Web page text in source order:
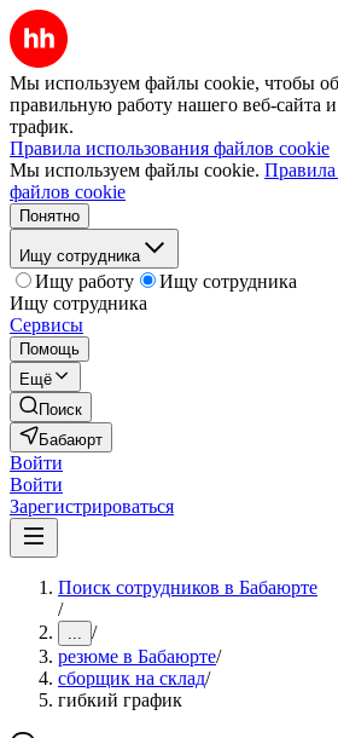
Мы используем файлы cookie, чтобы
правильную работу нашего веб-сайта и
трафик.
Правила использования файлов cookie
Мы используем файлы cookie. Правила
файлов cookie
Понятно
Ищу сотрудника
Ищу работу
Ищу сотрудника
Ищу сотрудника
Сервисы
Помощь
Ещё
Поиск
Бабаюрт
Войти
Войти
Зарегистрироваться
Поиск сотрудников в Бабаюрте
/
... /
резюме в Бабаюрте/
сборщик на склад/
гибкий график